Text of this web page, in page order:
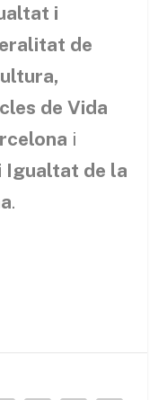
i
de
de Vida
i
Igualtat de la
.